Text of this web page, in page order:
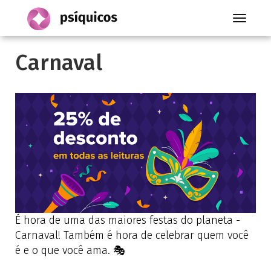
Toggle
Carnaval
É hora de uma das maiores festas do planeta -
Carnaval! Também é hora de celebrar quem você
é e o que você ama. 🎭